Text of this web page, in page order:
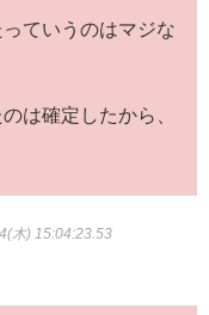
ていうのはマジな
は確定したから、
木) 15:04:23.53